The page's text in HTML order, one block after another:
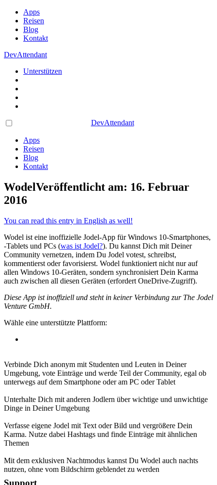
Apps
Reisen
Blog
Kontakt
DevAttendant
Unterstützen
DevAttendant
Apps
Reisen
Blog
Kontakt
WodelVeröffentlicht am: 16. Februar
2016
You can read this entry in English as well!
Wodel ist eine inoffizielle Jodel-App für Windows 10-Smartphones,
-Tablets und PCs (was ist Jodel?). Du kannst Dich mit Deiner
Community vernetzen, indem Du Jodel votest, schreibst,
kommentierst oder favorisierst. Wodel funktioniert nicht nur auf
allen Windows 10-Geräten, sondern synchronisiert Dein Karma
auch zwischen all diesen Geräten (erfordert OneDrive-Zugriff).
Diese App ist inoffiziell und steht in keiner Verbindung zur The Jodel
Venture GmbH.
Wähle eine unterstützte Plattform:
Verbinde Dich anonym mit Studenten und Leuten in Deiner
Umgebung, vote Einträge und werde Teil der Community, egal ob
unterwegs auf dem Smartphone oder am PC oder Tablet
Unterhalte Dich mit anderen Jodlern über wichtige und unwichtige
Dinge in Deiner Umgebung
Verfasse eigene Jodel mit Text oder Bild und vergrößere Dein
Karma. Nutze dabei Hashtags und finde Einträge mit ähnlichen
Themen
Mit dem exklusiven Nachtmodus kannst Du Wodel auch nachts
nutzen, ohne vom Bildschirm geblendet zu werden
Support